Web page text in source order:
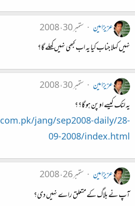
عزیزامین
ستمبر 30، 2008
نہیں کہلا جناب کیا یہ اب کبھی نہیں کھلے گا؟
عزیزامین
ستمبر 30، 2008
یہ لنک کیسے اوپن ہو گا؟؟
jang/sep2008-daily/28-
09-2008/index.html
عزیزامین
ستمبر 26، 2008
آپ نے بلاگ کے متعلق راے نہیں دی؟